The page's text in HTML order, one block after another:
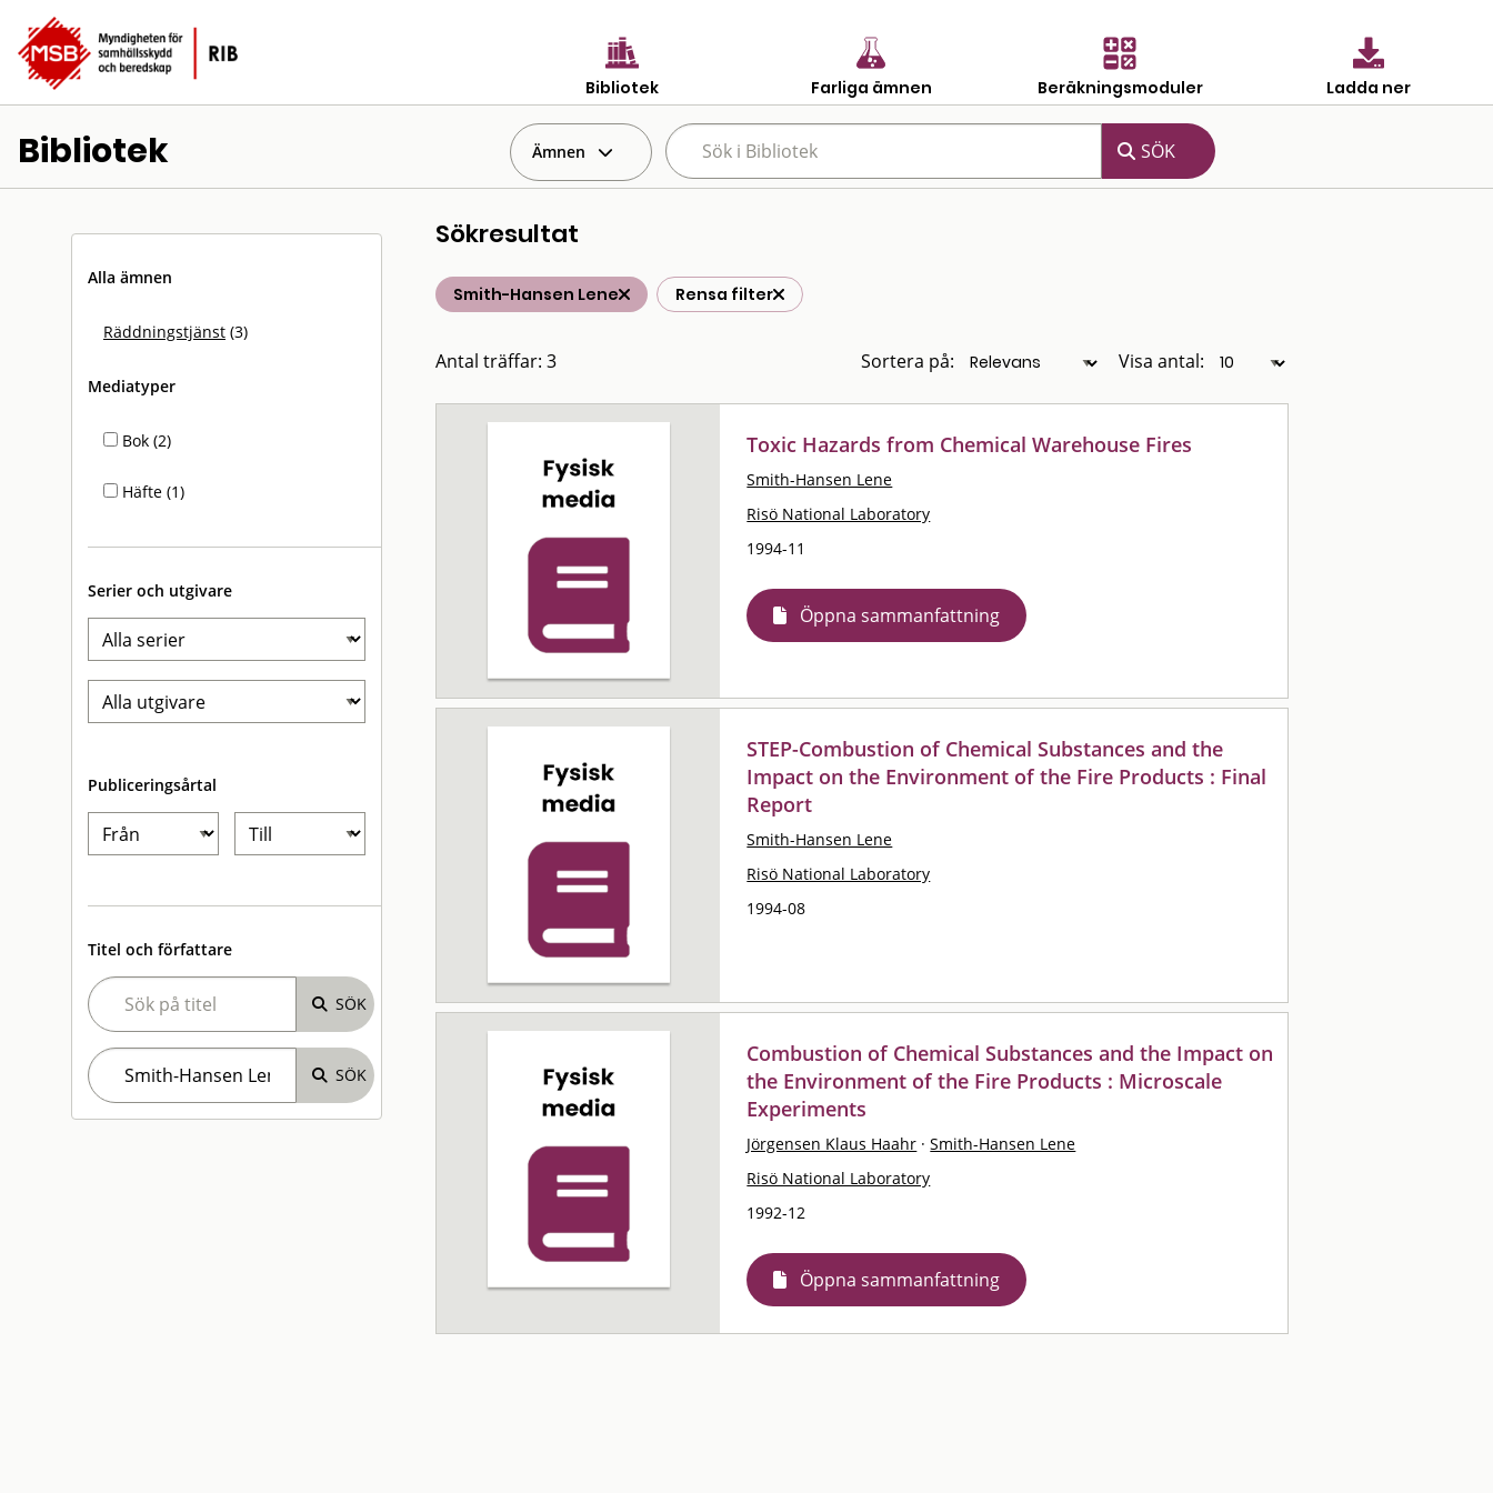
Bibliotek Farliga ämnen Beräkningsmoduler Ladda ner
Bibliotek Ämnen
Alla ämnen
Räddningstjänst (3)
Mediatyper
Bok (2)
Häfte (1)
Serier och utgivare
Publiceringsårtal
Titel och författare
Sökresultat
Smith-Hansen Lene Rensa filter
Antal träffar: 3 Sortera på: Visa antal:
Toxic Hazards from Chemical Warehouse Fires
Smith-Hansen Lene
Risö National Laboratory
1994-11
Öppna sammanfattning
STEP-Combustion of Chemical Substances and the
Impact on the Environment of the Fire Products : Final
Report
Smith-Hansen Lene
Risö National Laboratory
1994-08
Combustion of Chemical Substances and the Impact on
the Environment of the Fire Products : Microscale
Experiments
Jörgensen Klaus Haahr · Smith-Hansen Lene
Risö National Laboratory
1992-12
Öppna sammanfattning